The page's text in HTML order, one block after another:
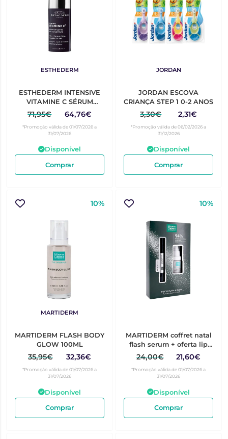
ESTHEDERM
ESTHEDERM INTENSIVE
VITAMINE C SÉRUM
DUPLA CONCENTRAÇÃO
71,95€ 64,76€
*Promoção válida de 01/07/2026 a
31/07/2026
Disponível
Comprar
JORDAN
JORDAN ESCOVA
CRIANÇA STEP 1 0-2 ANOS
3,30€ 2,31€
*Promoção válida de 06/02/2026 a
31/12/2026
Disponível
Comprar
10%
MARTIDERM
MARTIDERM FLASH BODY
GLOW 100ML
35,95€ 32,36€
*Promoção válida de 01/07/2026 a
31/07/2026
Disponível
Comprar
10%
MARTIDERM coffret natal
flash serum + oferta lip
supreme balm 2025
24,00€ 21,60€
*Promoção válida de 01/07/2026 a
31/07/2026
Disponível
Comprar